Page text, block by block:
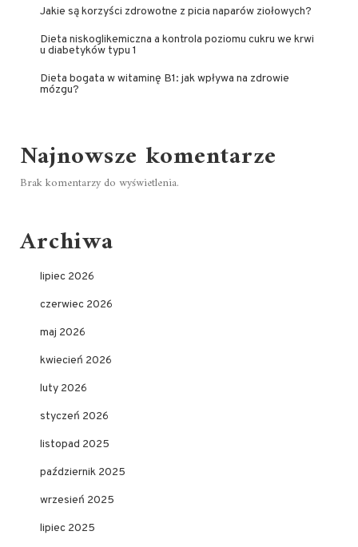
Jakie są korzyści zdrowotne z picia naparów ziołowych?
Dieta niskoglikemiczna a kontrola poziomu cukru we krwi
u diabetyków typu 1
Dieta bogata w witaminę B1: jak wpływa na zdrowie
mózgu?
Najnowsze komentarze
Brak komentarzy do wyświetlenia.
Archiwa
lipiec 2026
czerwiec 2026
maj 2026
kwiecień 2026
luty 2026
styczeń 2026
listopad 2025
październik 2025
wrzesień 2025
lipiec 2025